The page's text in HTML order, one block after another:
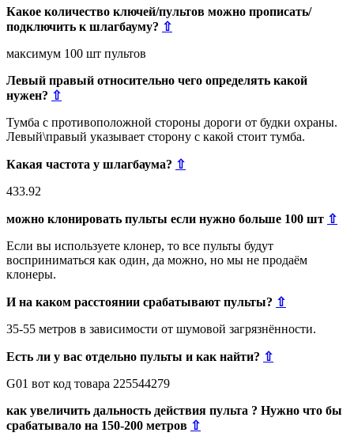
Какое количество ключей/пультов можно прописать/
подключить к шлагбауму? ⇧
максимум 100 шт пультов
Левый правый относительно чего определять какой
нужен? ⇧
Тумба с противоположной стороны дороги от будки охраны.
Левый\правый указывает сторону с какой стоит тумба.
Какая частота у шлагбаума? ⇧
433.92
можно клонировать пульты если нужно больше 100 шт ⇧
Если вы используете клонер, то все пульты будут
восприниматься как один, да можно, но мы не продаём
клонеры.
И на каком расстоянии срабатывают пульты? ⇧
35-55 метров в зависимости от шумовой загрязнённости.
Есть ли у вас отдельно пульты и как найти? ⇧
G01 вот код товара 225544279
как увеличить дальность действия пульта ? Нужно что бы
срабатывало на 150-200 метров ⇧